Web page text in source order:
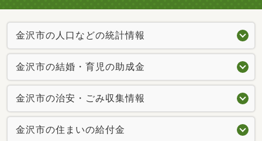
金沢市の人口などの統計情報
金沢市の結婚・育児の助成金
金沢市の治安・ごみ収集情報
金沢市の住まいの給付金